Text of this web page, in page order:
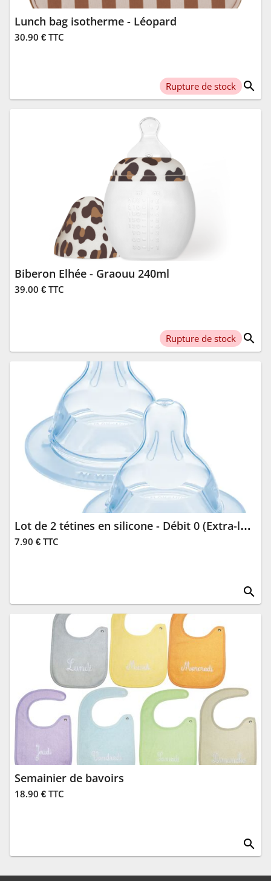
Lunch bag isotherme - Léopard
30.90 € TTC
Rupture de stock search
Biberon Elhée - Graouu 240ml
39.00 € TTC
Rupture de stock search
Lot de 2 tétines en silicone - Débit 0 (Extra-lent)
7.90 € TTC
search
Semainier de bavoirs
18.90 € TTC
search